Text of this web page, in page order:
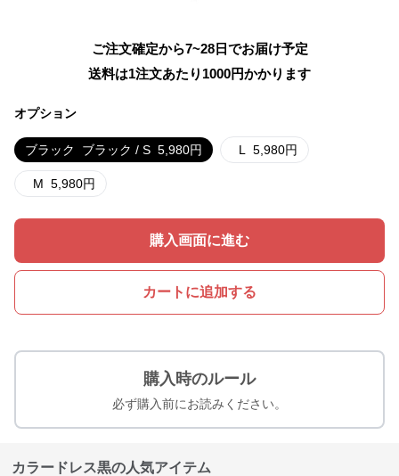
ご注文確定から7~28日でお届け予定
送料は1注文あたり 1000円かかります
オプション
ブラック ブラック / S 5,980円 L 5,980円
M 5,980円
購入画面に進む
カートに追加する
購入時のルール
必ず購入前にお読みください。
カラードレス黒の人気アイテム